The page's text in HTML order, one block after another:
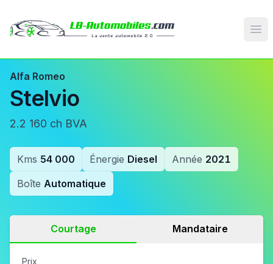
Alfa Romeo
Stelvio
2.2 160 ch BVA
Kms 54 000 Énergie Diesel Année 2021
Boîte Automatique
Courtage Mandataire
Prix